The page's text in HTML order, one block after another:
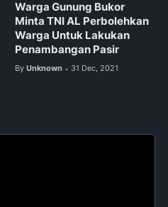
Warga Gunung Bukor
Minta TNI AL Perbolehkan
Warga Untuk Lakukan
Penambangan Pasir
By Unknown • 31 Dec, 2021